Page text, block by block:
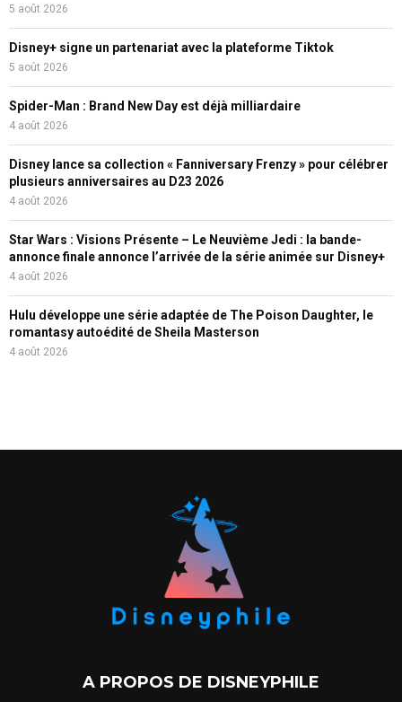
5 août 2026
Disney+ signe un partenariat avec la plateforme Tiktok
5 août 2026
Spider-Man : Brand New Day est déjà milliardaire
4 août 2026
Disney lance sa collection « Fanniversary Frenzy » pour célébrer
plusieurs anniversaires au D23 2026
4 août 2026
Star Wars : Visions Présente – Le Neuvième Jedi : la bande-
annonce finale annonce l’arrivée de la série animée sur Disney+
4 août 2026
Hulu développe une série adaptée de The Poison Daughter, le
romantasy autoédité de Sheila Masterson
4 août 2026
A PROPOS DE DISNEYPHILE